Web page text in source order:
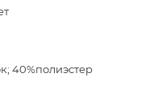
40%полиэстер